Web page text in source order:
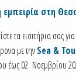
στη
τα εισιτήρια σας
με τηνSea &
έως 02 Νοεμβρίου